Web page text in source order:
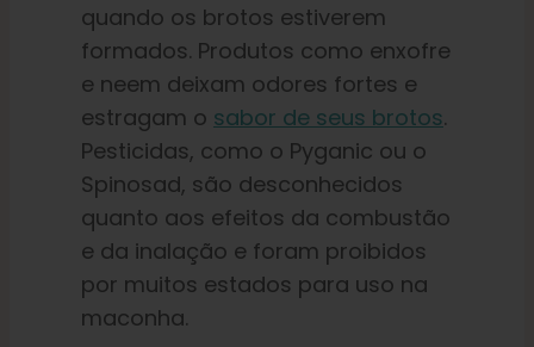
quando os brotos estiverem
formados. Produtos como enxofre
e neem deixam odores fortes e
estragam o sabor de seus brotos.
Pesticidas, como o Pyganic ou o
Spinosad, são desconhecidos
quanto aos efeitos da combustão
e da inalação e foram proibidos
por muitos estados para uso na
maconha.